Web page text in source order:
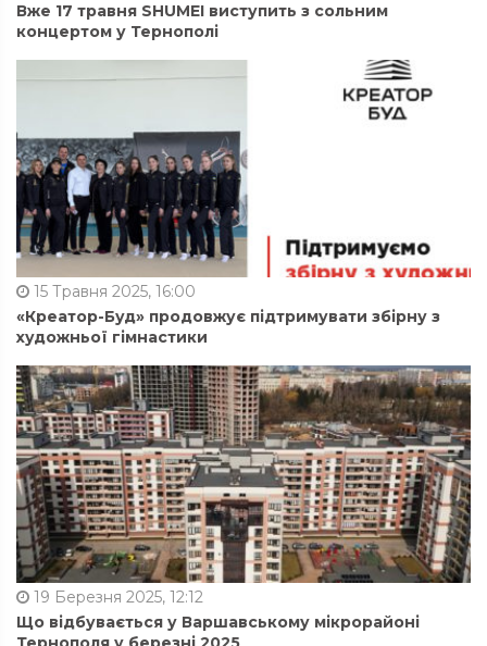
Вже 17 травня SHUMEI виступить з сольним
концертом у Тернополі
15 Травня 2025, 16:00
«Креатор-Буд» продовжує підтримувати збірну з
художньої гімнастики
19 Березня 2025, 12:12
Що відбувається у Варшавському мікрорайоні